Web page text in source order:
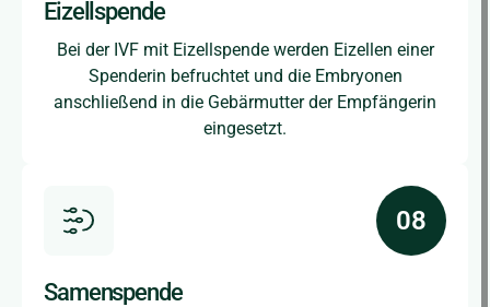
Eizellspende
Bei der IVF mit Eizellspende werden Eizellen einer
Spenderin befruchtet und die Embryonen
anschließend in die Gebärmutter der Empfängerin
eingesetzt.
Samenspende